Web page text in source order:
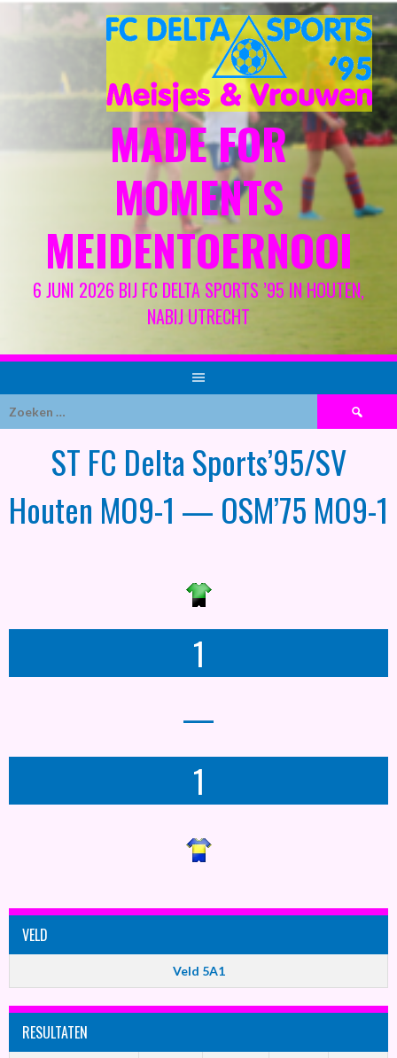
MADE FOR
MOMENTS
MEIDENTOERNOOI
6 JUNI 2026 BIJ FC DELTA SPORTS ’95 IN HOUTEN,
NABIJ UTRECHT
Zoeken
naar:
ST FC Delta Sports’95/SV
Houten MO9-1 — OSM’75 MO9-1
1
—
1
VELD
Veld 5A1
RESULTATEN